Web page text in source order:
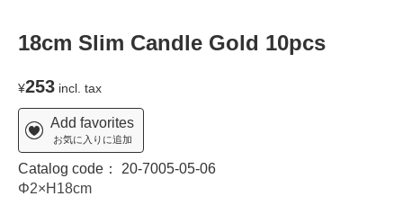
18cm Slim Candle Gold 10pcs
¥253 incl. tax
Add favorites
お気に入りに追加
Catalog code： 20-7005-05-06
Φ2×H18cm